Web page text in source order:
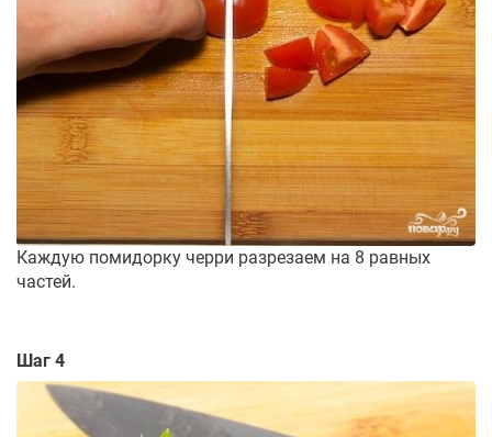
Каждую помидорку черри разрезаем на 8 равных
частей.
Шаг 4